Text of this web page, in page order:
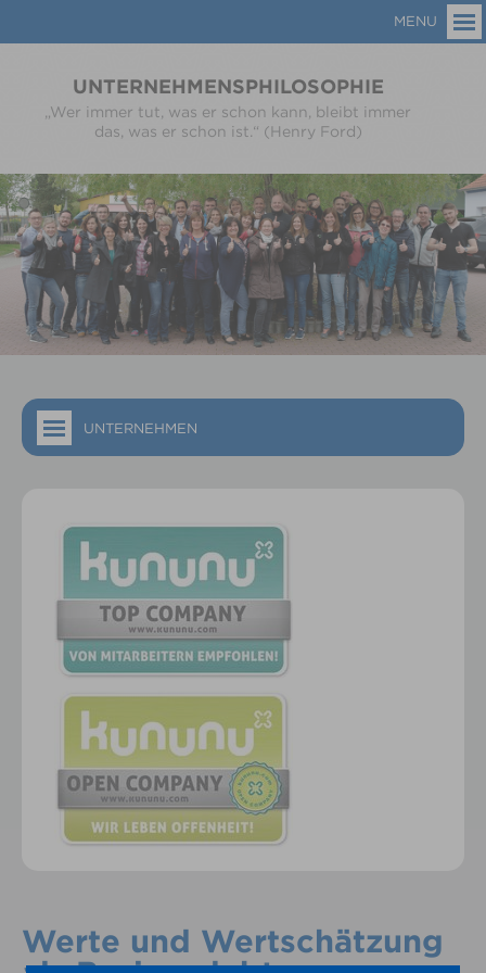
MENU
UNTERNEHMENSPHILOSOPHIE
„Wer immer tut, was er schon kann, bleibt immer
das, was er schon ist.“ (Henry Ford)
UNTERNEHMEN
Werte und Wertschätzung